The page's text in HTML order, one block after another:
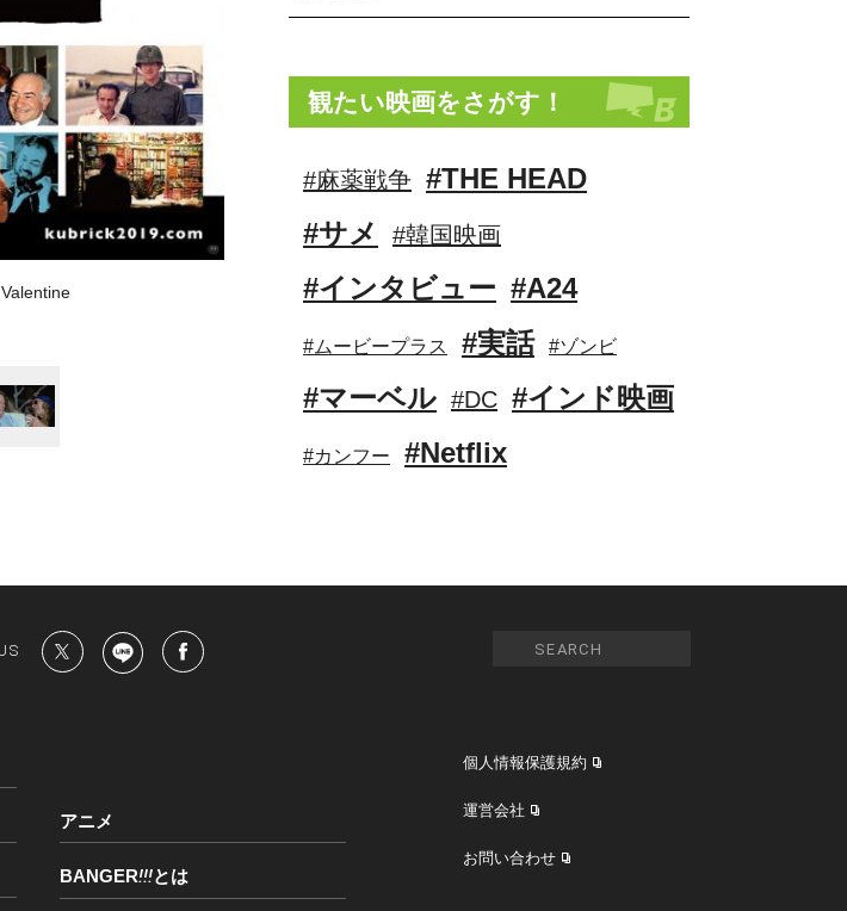
観たい映画をさがす！
#麻薬戦争 #THE HEAD
#サメ
#韓国映画
#インタビュー #A24
#ムービープラス #実話 #ゾンビ
#マーベル #DC #インド映画
#カンフー #Netflix
アニメ
BANGER!!!とは
個人情報保護規約
運営会社
お問い合わせ